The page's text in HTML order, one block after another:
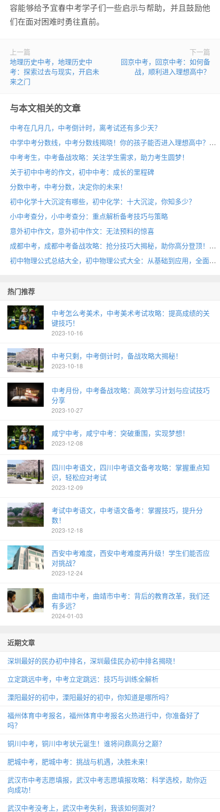
容能够给予宜春中考学子们一些启示与帮助，并且鼓励他
们在面对困难时勇往直前。
上一篇
地理历史中考，地理历史中
考：探索过去与现实，开启未
来之门
下一篇
回京中考，回京中考：如何备
战，顺利进入理想高中？
与本文相关的文章
中考在几月几，中考倒计时，离考试还有多少天？
中学中考分数线，中考分数线揭晓！你的孩子能否进入理想高中？
中考考生，中考备战攻略：关注学生需求，助力考生圆梦！
关于初中中考的作文，初中中考：成长的里程碑
分数中考，中考分数，决定你的未来！
初中化学十大沉淀有哪些，初中化学：十大沉淀，你知多少？
小中考查分，小中考查分：重点解析备考技巧与策略
意外初中作文，意外初中作文：无法预料的惊喜
成都中考，成都中考备战攻略：抢分技巧大揭秘，助你高分登顶！
初中物理公式总结大全，初中物理公式大全：从基础到应用，全面解析初中物理知识
热门推荐
中考怎么考美术，中考美术考试攻略：提高成绩的关
键技巧！
2023-10-16
中考只剩，中考倒计时，备战攻略大揭秘！
2023-10-18
中考月份，中考备战攻略：高效学习计划与应试技巧
分享
2023-10-27
咸宁中考，咸宁中考：突破重围，实现梦想！
2023-12-08
四川中考语文，四川中考语文备考攻略：掌握重点知
识，轻松应对考试
2023-12-09
考试中考语文，中考语文备考：掌握技巧，提升分
数！
2023-12-18
西安中考难度，西安中考难度再升级！学生们能否应
对挑战？
2023-12-24
曲靖市中考，曲靖市中考：背后的教育改革，我们还
有多远？
2024-01-03
近期文章
深圳最好的民办初中排名，深圳最佳民办初中排名揭晓！
立定跳远中考，中考立定跳远：技巧与训练全解析
溧阳最好的初中，溧阳最好的初中，你知道是哪所吗？
福州体育中考报名，福州体育中考报名火热进行中，你准备好了
吗？
铜川中考，铜川中考状元诞生！谁将问鼎高分之巅？
肥城中考，肥城中考：挑战与机遇，决胜未来！
武汉市中考志愿填报，武汉中考志愿填报攻略：科学选校，助你迈
向成功！
武汉中考没考上，武汉中考失利，我该如何面对？